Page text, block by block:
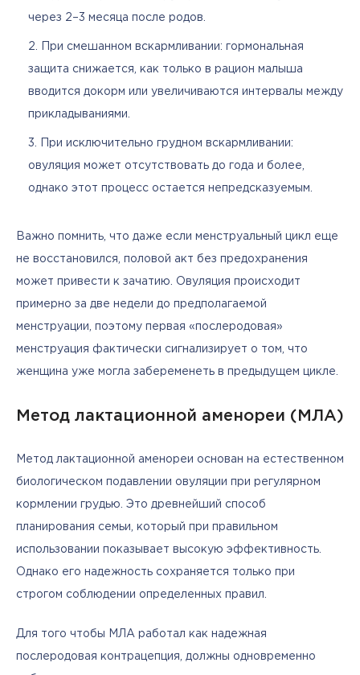
через 2–3 месяца после родов.
При смешанном вскармливании: гормональная
защита снижается, как только в рацион малыша
вводится докорм или увеличиваются интервалы между
прикладываниями.
При исключительно грудном вскармливании:
овуляция может отсутствовать до года и более,
однако этот процесс остается непредсказуемым.
Важно помнить, что даже если менструальный цикл еще
не восстановился, половой акт без предохранения
может привести к зачатию. Овуляция происходит
примерно за две недели до предполагаемой
менструации, поэтому первая «послеродовая»
менструация фактически сигнализирует о том, что
женщина уже могла забеременеть в предыдущем цикле.
Метод лактационной аменореи (МЛА)
Метод лактационной аменореи основан на естественном
биологическом подавлении овуляции при регулярном
кормлении грудью. Это древнейший способ
планирования семьи, который при правильном
использовании показывает высокую эффективность.
Однако его надежность сохраняется только при
строгом соблюдении определенных правил.
Для того чтобы МЛА работал как надежная
послеродовая контрацепция, должны одновременно